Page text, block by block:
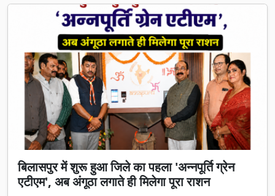
बिलासपुर में शुरू हुआ जिले का पहला 'अन्नपूर्ति ग्रेन
एटीएम', अब अंगूठा लगाते ही मिलेगा पूरा राशन